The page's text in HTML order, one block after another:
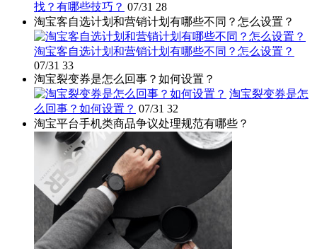
找？有哪些技巧？ 07/31 28
淘宝客自选计划和营销计划有哪些不同？怎么设置？
淘宝客自选计划和营销计划有哪些不同？怎么设置？
07/31 33
淘宝裂变券是怎么回事？如何设置？
淘宝裂变券是怎
么回事？如何设置？ 07/31 32
淘宝平台手机类商品争议处理规范有哪些？